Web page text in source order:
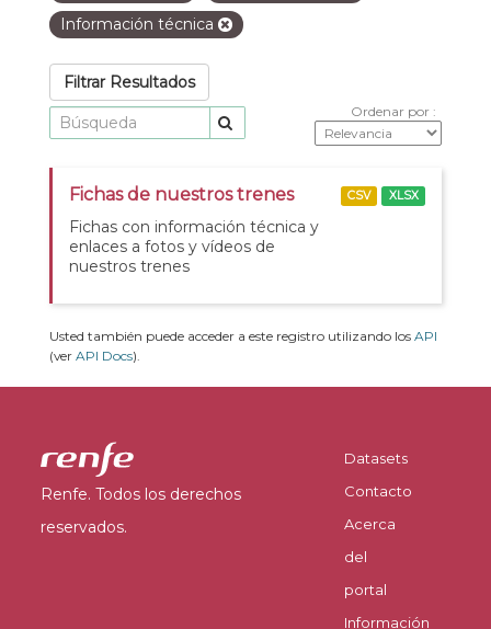
Información técnica
Filtrar Resultados
Ordenar por
Fichas de nuestros trenes
Fichas con información técnica y
enlaces a fotos y vídeos de
nuestros trenes
CSV XLSX
Usted también puede acceder a este registro utilizando los API
(ver API Docs).
Renfe. Todos los derechos
reservados.
Datasets
Contacto
Acerca
del
portal
Información